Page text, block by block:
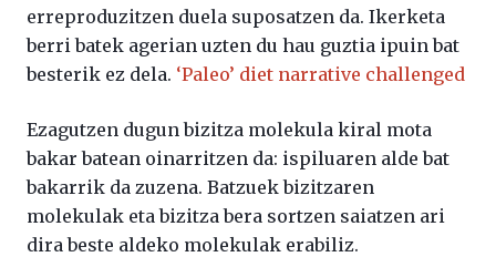
erreproduzitzen duela suposatzen da. Ikerketa
berri batek agerian uzten du hau guztia ipuin bat
besterik ez dela. ‘Paleo’ diet narrative challenged
Ezagutzen dugun bizitza molekula kiral mota
bakar batean oinarritzen da: ispiluaren alde bat
bakarrik da zuzena. Batzuek bizitzaren
molekulak eta bizitza bera sortzen saiatzen ari
dira beste aldeko molekulak erabiliz.